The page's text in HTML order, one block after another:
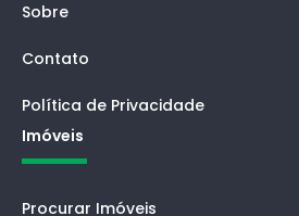
Sobre
Contato
Política de Privacidade
Imóveis
Procurar Imóveis